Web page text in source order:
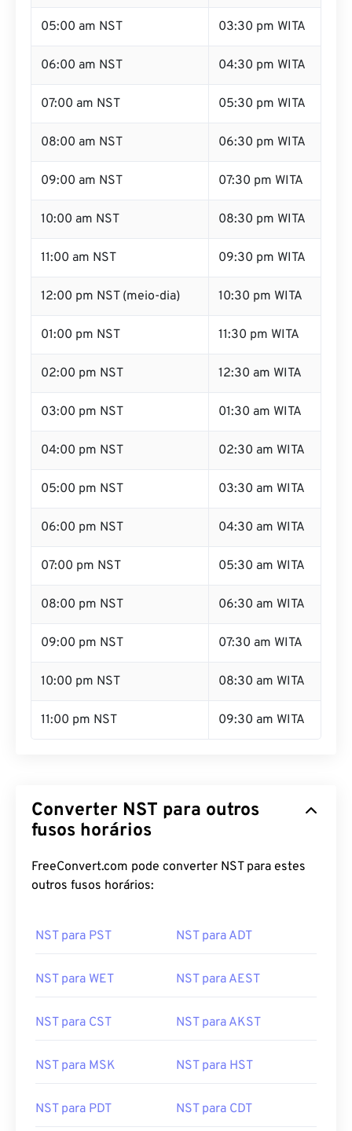
05:00 am NST 03:30 pm WITA
06:00 am NST 04:30 pm WITA
07:00 am NST 05:30 pm WITA
08:00 am NST 06:30 pm WITA
09:00 am NST 07:30 pm WITA
10:00 am NST 08:30 pm WITA
11:00 am NST 09:30 pm WITA
12:00 pm NST (meio-dia) 10:30 pm WITA
01:00 pm NST 11:30 pm WITA
02:00 pm NST 12:30 am WITA
03:00 pm NST 01:30 am WITA
04:00 pm NST 02:30 am WITA
05:00 pm NST 03:30 am WITA
06:00 pm NST 04:30 am WITA
07:00 pm NST 05:30 am WITA
08:00 pm NST 06:30 am WITA
09:00 pm NST 07:30 am WITA
10:00 pm NST 08:30 am WITA
11:00 pm NST 09:30 am WITA
Converter NST para outros
fusos horários
FreeConvert.com pode converter NST para estes
outros fusos horários:
NST para PST NST para ADT
NST para WET NST para AEST
NST para CST NST para AKST
NST para MSK NST para HST
NST para PDT NST para CDT